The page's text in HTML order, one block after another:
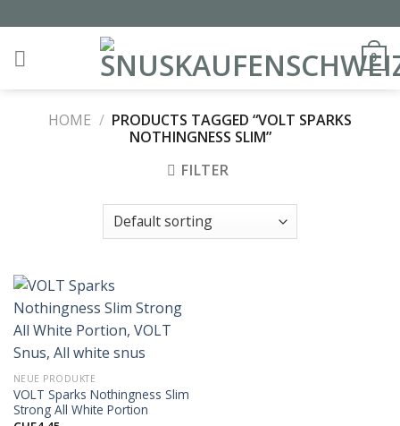
to
content
0
HOME / PRODUCTS TAGGED “VOLT SPARKS
NOTHINGNESS SLIM”
FILTER
NEUE PRODUKTE
VOLT Sparks Nothingness Slim
Strong All White Portion